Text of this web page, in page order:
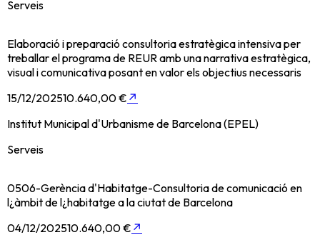
Serveis
Elaboració i preparació consultoria estratègica intensiva per
treballar el programa de REUR amb una narrativa estratègica,
visual i comunicativa posant en valor els objectius necessaris
15/12/202510.640,00 € ↗
Institut Municipal d'Urbanisme de Barcelona (EPEL)
Serveis
0506-Gerència d'Habitatge-Consultoria de comunicació en
l¿àmbit de l¿habitatge a la ciutat de Barcelona
04/12/202510.640,00 € ↗